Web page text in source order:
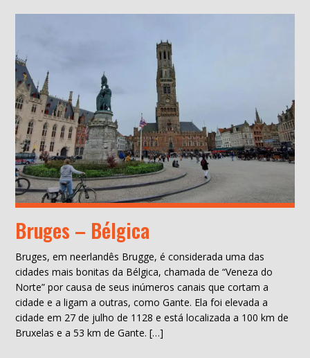
Bruges – Bélgica
Bruges, em neerlandês Brugge, é considerada uma das
cidades mais bonitas da Bélgica, chamada de “Veneza do
Norte” por causa de seus inúmeros canais que cortam a
cidade e a ligam a outras, como Gante. Ela foi elevada a
cidade em 27 de julho de 1128 e está localizada a 100 km de
Bruxelas e a 53 km de Gante. […]